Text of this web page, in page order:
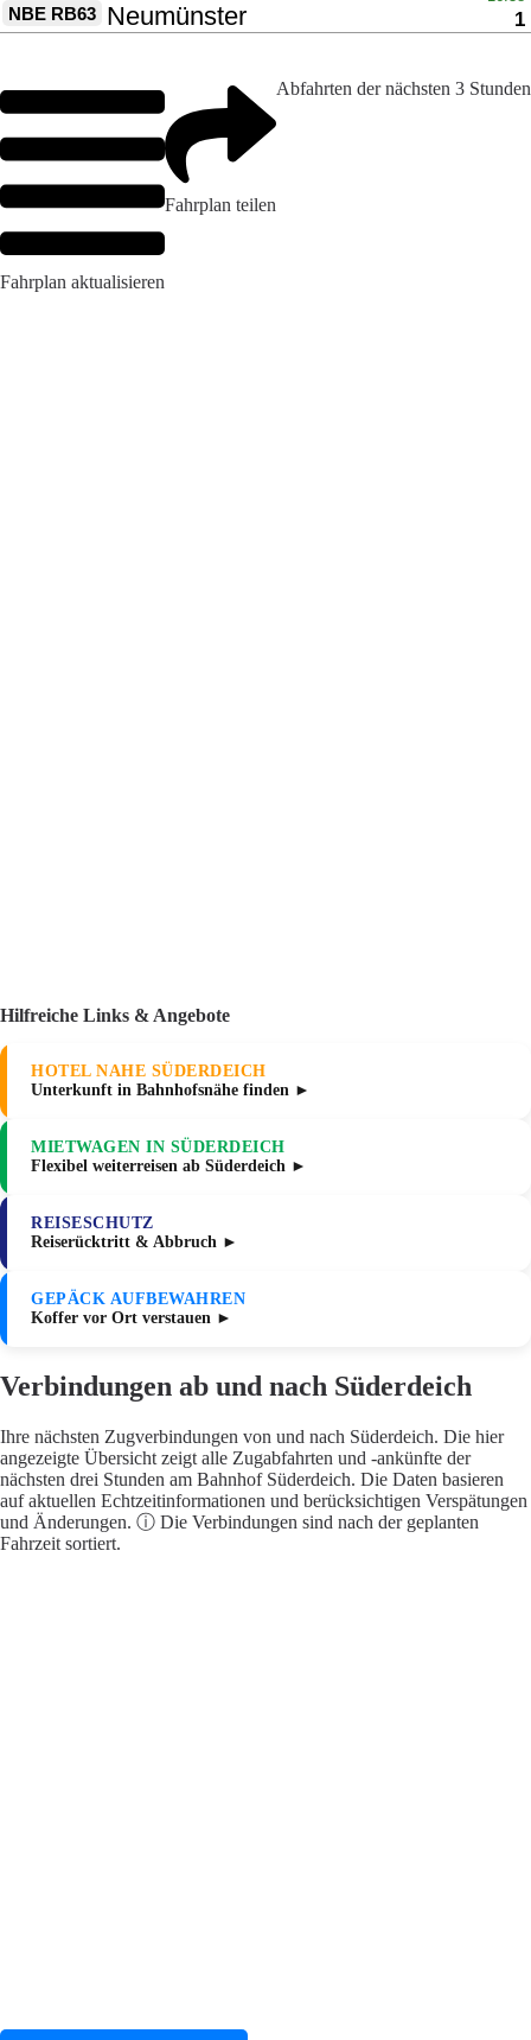
Fahrplan aktualisieren
Fahrplan teilen
Abfahrten der nächsten 3 Stunden
Hilfreiche Links & Angebote
HOTEL NAHE SÜDERDEICH
Unterkunft in Bahnhofsnähe finden ►
MIETWAGEN IN SÜDERDEICH
Flexibel weiterreisen ab Süderdeich ►
REISESCHUTZ
Reiserücktritt & Abbruch ►
GEPÄCK AUFBEWAHREN
Koffer vor Ort verstauen ►
Verbindungen ab und nach Süderdeich
Ihre nächsten Zugverbindungen von und nach Süderdeich. Die hier
angezeigte Übersicht zeigt alle Zugabfahrten und -ankünfte der
nächsten drei Stunden am Bahnhof Süderdeich. Die Daten basieren
auf aktuellen Echtzeitinformationen und berücksichtigen Verspätungen
und Änderungen. ⓘ Die Verbindungen sind nach der geplanten
Fahrzeit sortiert.